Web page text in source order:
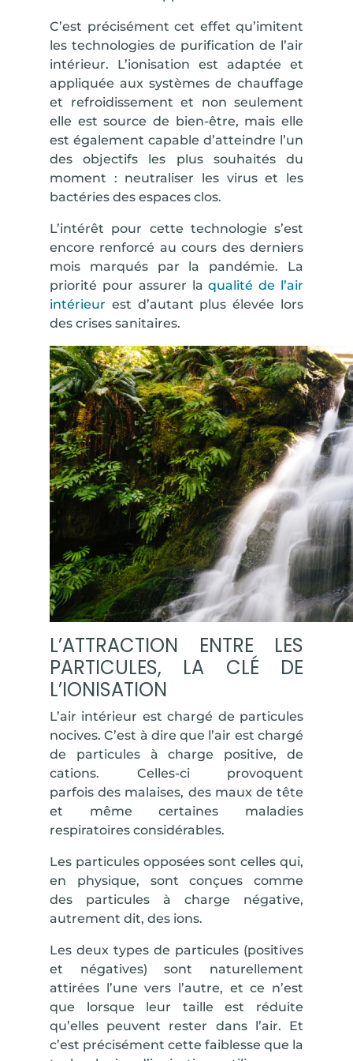
C’est précisément cet effet qu’imitent
les technologies de purification de l’air
intérieur. L’ionisation est adaptée et
appliquée aux systèmes de chauffage
et refroidissement et non seulement
elle estsource de bien-être, mais elle
est également capable d’atteindre l’un
des objectifs les plus souhaités du
moment : neutraliser les virus et les
bactéries des espaces clos.
L’intérêt pour cette technologie s’est
encore renforcé au cours des derniers
mois marqués par la pandémie. La
priorité pour assurer laqualité de l’air
intérieur est d’autant plus élevée lors
des crises sanitaires.
L’ATTRACTION ENTRE LES
PARTICULES, LA CLÉ DE
L’IONISATION
L’air intérieur est chargé de particules
nocives. C’est à dire que l’air est chargé
de particules à charge positive, de
cations. Celles-ci provoquent
parfoisdes malaises, des maux de tête
et même certaines maladies
respiratoires considérables.
Les particules opposées sont celles qui,
en physique, sont conçues comme
des particules à charge négative,
autrement dit, des ions.
Les deux types de particules (positives
et négatives) sont naturellement
attirées l’une vers l’autre, etce n’est
que lorsque leur taille est réduite
qu’elles peuvent rester dans l’air. Et
c’est précisément cette faiblesse que la